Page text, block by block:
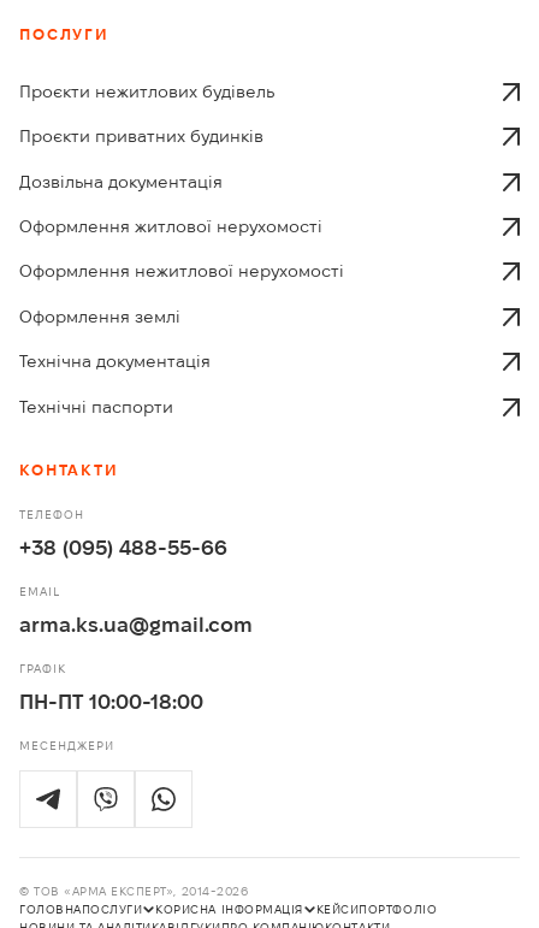
ПОСЛУГИ
Проєкти нежитлових будівель
Проєкти приватних будинків
Дозвільна документація
Оформлення житлової нерухомості
Оформлення нежитлової нерухомості
Оформлення землі
Технічна документація
Технічні паспорти
КОНТАКТИ
ТЕЛЕФОН
+38 (095) 488-55-66
EMAIL
arma.ks.ua@gmail.com
ГРАФІК
ПН-ПТ 10:00-18:00
МЕСЕНДЖЕРИ
© ТОВ «АРМА ЕКСПЕРТ», 2014-2026
ГОЛОВНАПОСЛУГИ КОРИСНА ІНФОРМАЦІЯ КЕЙСИПОРТФОЛІО